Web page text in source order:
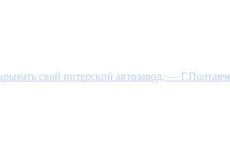
свой питерский автозавод, —